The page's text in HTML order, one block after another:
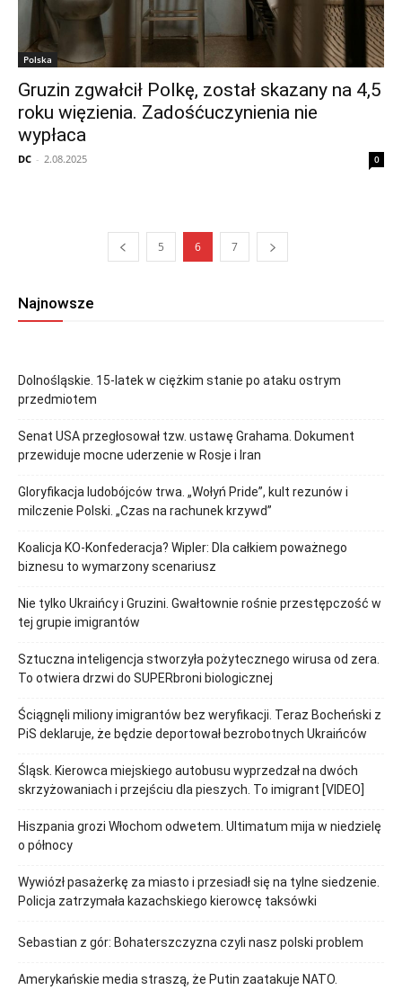
Polska
Gruzin zgwałcił Polkę, został skazany na 4,5
roku więzienia. Zadośćuczynienia nie
wypłaca
DC - 2.08.2025 0
5 6 7
Najnowsze
Dolnośląskie. 15-latek w ciężkim stanie po ataku ostrym
przedmiotem
Senat USA przegłosował tzw. ustawę Grahama. Dokument
przewiduje mocne uderzenie w Rosje i Iran
Gloryfikacja ludobójców trwa. „Wołyń Pride”, kult rezunów i
milczenie Polski. „Czas na rachunek krzywd”
Koalicja KO-Konfederacja? Wipler: Dla całkiem poważnego
biznesu to wymarzony scenariusz
Nie tylko Ukraińcy i Gruzini. Gwałtownie rośnie przestępczość w
tej grupie imigrantów
Sztuczna inteligencja stworzyła pożytecznego wirusa od zera.
To otwiera drzwi do SUPERbroni biologicznej
Ściągnęli miliony imigrantów bez weryfikacji. Teraz Bocheński z
PiS deklaruje, że będzie deportował bezrobotnych Ukraińców
Śląsk. Kierowca miejskiego autobusu wyprzedzał na dwóch
skrzyżowaniach i przejściu dla pieszych. To imigrant [VIDEO]
Hiszpania grozi Włochom odwetem. Ultimatum mija w niedzielę
o północy
Wywiózł pasażerkę za miasto i przesiadł się na tylne siedzenie.
Policja zatrzymała kazachskiego kierowcę taksówki
Sebastian z gór: Bohaterszczyzna czyli nasz polski problem
Amerykańskie media straszą, że Putin zaatakuje NATO.